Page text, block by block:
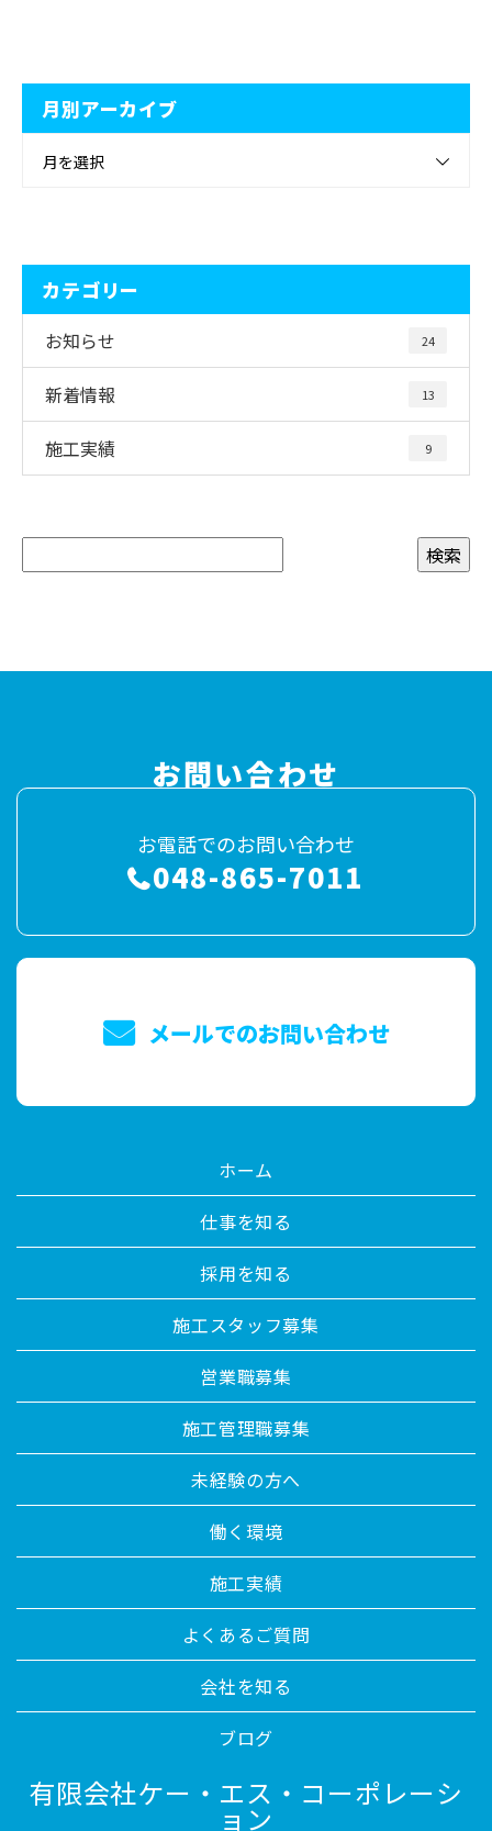
月別アーカイブ
月を選択
カテゴリー
お知らせ 24
新着情報 13
施工実績 9
お問い合わせ
お電話でのお問い合わせ
048-865-7011
メールでのお問い合わせ
ホーム
仕事を知る
採用を知る
施工スタッフ募集
営業職募集
施工管理職募集
未経験の方へ
働く環境
施工実績
よくあるご質問
会社を知る
ブログ
有限会社ケー・エス・コーポレーシ
ョン